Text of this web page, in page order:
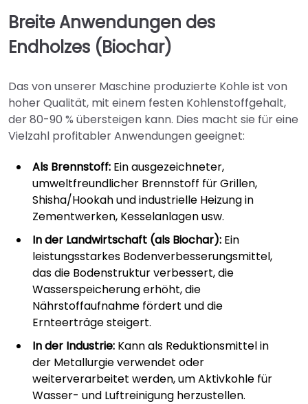
Breite Anwendungen des
Endholzes (Biochar)
Das von unserer Maschine produzierte Kohle ist von
hoher Qualität, mit einem festen Kohlenstoffgehalt,
der 80-90 % übersteigen kann. Dies macht sie für eine
Vielzahl profitabler Anwendungen geeignet:
Als Brennstoff: Ein ausgezeichneter,
umweltfreundlicher Brennstoff für Grillen,
Shisha/Hookah und industrielle Heizung in
Zementwerken, Kesselanlagen usw.
In der Landwirtschaft (als Biochar): Ein
leistungsstarkes Bodenverbesserungsmittel,
das die Bodenstruktur verbessert, die
Wasserspeicherung erhöht, die
Nährstoffaufnahme fördert und die
Ernteerträge steigert.
In der Industrie: Kann als Reduktionsmittel in
der Metallurgie verwendet oder
weiterverarbeitet werden, um Aktivkohle für
Wasser- und Luftreinigung herzustellen.